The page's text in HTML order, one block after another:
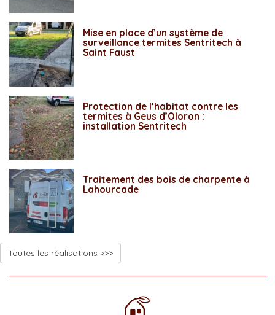
Mise en place d’un système de
surveillance termites Sentritech à
Saint Faust
Protection de l’habitat contre les
termites à Geus d’Oloron :
installation Sentritech
Traitement des bois de charpente à
Lahourcade
Toutes les réalisations >>>